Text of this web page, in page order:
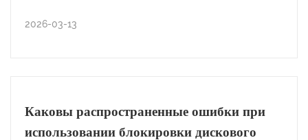
2026-03-13
дверного замка?
Каковы распространенные ошибки при
использовании блокировки дискового